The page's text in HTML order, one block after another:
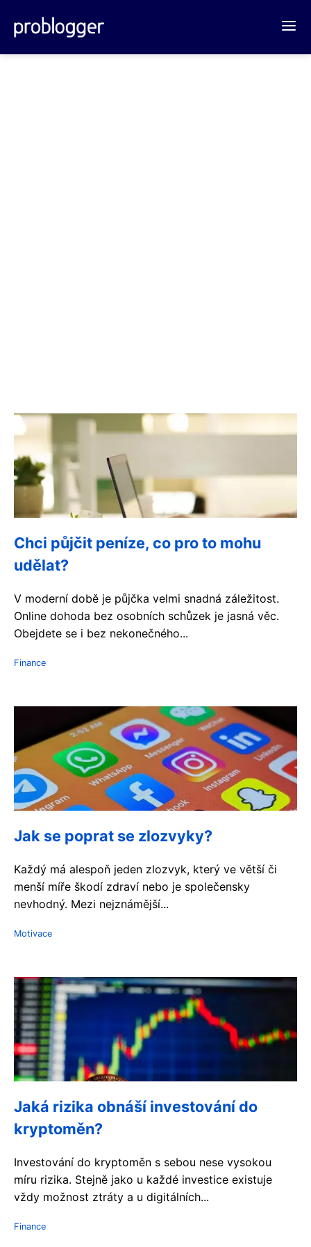
Chci půjčit peníze, co pro to mohu
udělat?
V moderní době je půjčka velmi snadná záležitost.
Online dohoda bez osobních schůzek je jasná věc.
Obejdete se i bez nekonečného...
Finance
Jak se poprat se zlozvyky?
Každý má alespoň jeden zlozvyk, který ve větší či
menší míře škodí zdraví nebo je společensky
nevhodný. Mezi nejznámější...
Motivace
Jaká rizika obnáší investování do
kryptoměn?
Investování do kryptoměn s sebou nese vysokou
míru rizika. Stejně jako u každé investice existuje
vždy možnost ztráty a u digitálních...
Finance